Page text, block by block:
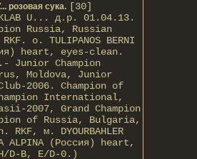
розовая сука. [30]
KLAB U... д.р. 01.04.13.
Russia, Russian
о. TULIPANOS BERNI
heart, eyes-clean.
Junior Champion
Moldova, Junior
2006. Champion of
International,
2007, Grand Champion
of Russia, Bulgaria,
м. DYOURBAHLER
ALPINA (Россия) heart,
D-В, E/D-0.)